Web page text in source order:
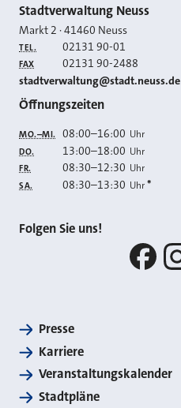
Kontakt
Stadtverwaltung Neuss
Markt 2 ·41460 Neuss
TEL. 02131 90-01
FAX 02131 90-2488
E-MAIL
stadtverwaltung@stadt.neuss.de
Öffnungszeiten
MO.–MI. 08:00–16:00 Uhr
DO. 13:00–18:00 Uhr
FR. 08:30–12:30 Uhr
SA. 08:30–13:30 Uhr *
Folgen Sie uns!
Presse
Karriere
Veranstaltungskalender
Stadtpläne